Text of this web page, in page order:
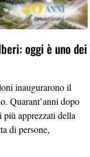
oggi è uno dei
inaugurarono il
Quarant’anni dopo
apprezzati della
di persone,